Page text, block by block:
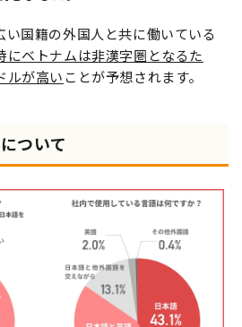
い国籍の外国人と共に働いている
にベトナムは非漢字圏となるた
ルが高いことが予想されます。
ついて